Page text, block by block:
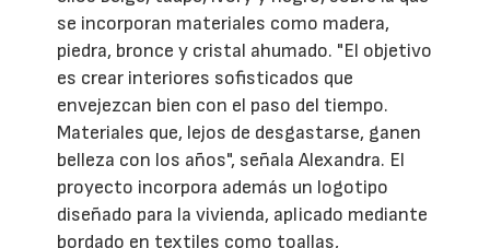
se incorporan materiales como madera,
piedra, bronce y cristal ahumado. "El objetivo
es crear interiores sofisticados que
envejezcan bien con el paso del tiempo.
Materiales que, lejos de desgastarse, ganen
belleza con los años", señala Alexandra. El
proyecto incorpora además un logotipo
diseñado para la vivienda, aplicado mediante
bordado en textiles como toallas,